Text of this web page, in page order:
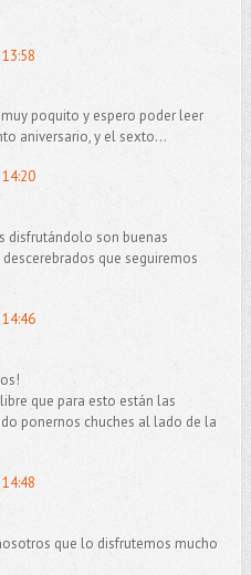
poquito y espero poder leer
aniversario, y el sexto...
disfrutándolo son buenas
que seguiremos
que para esto están las
ponernos chuches al lado de la
que lo disfrutemos mucho